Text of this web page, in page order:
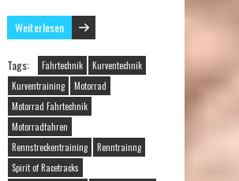
Weiterlesen
Tags: Fahrtechnik
Kurventechnik
Kurventraining
Motorrad
Motorrad Fahrtechnik
Motorradfahren
Rennstreckentraining
Renntrainng
Spirit of Racetracks